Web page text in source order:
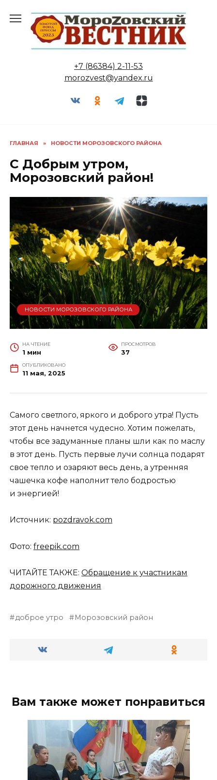
содержанию
+7 (86384) 2-11-53
morozvest@yandex.ru
ГЛАВНАЯ » НОВОСТИ МОРОЗОВСКОГО РАЙОНА
С Добрым утром,
Морозовский район!
НОВОСТИ МОРОЗОВСКОГО РАЙОНА
НА ЧТЕНИЕ
1 мин
ПРОСМОТРОВ
37
ОПУБЛИКОВАНО
11 мая, 2025
Самого светлого, яркого и доброго утра! Пусть
этот день начнется чудесно. Хотим пожелать,
чтобы все задуманные планы шли как по маслу
в этот день. Пусть первые лучи солнца подарят
свое тепло и озаряют весь день, а утренняя
чашечка кофе наполнит тело бодростью
и энергией!
Источник: pozdravok.com
Фото: freepik.com
ЧИТАЙТЕ ТАКЖЕ: Обращение к участникам
дорожного движения
доброе утро Морозовский район
Вам также может понравиться